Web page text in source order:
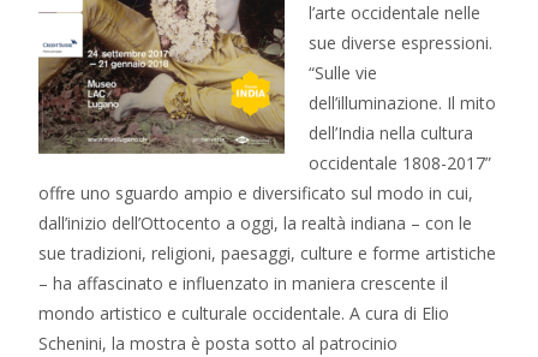
l’arte occidentale nelle
sue diverse espressioni.
“Sulle vie
dell’illuminazione. Il mito
dell’India nella cultura
occidentale 1808-2017”
offre uno sguardo ampio e diversificato sul modo in cui,
dall’inizio dell’Ottocento a oggi, la realtà indiana – con le
sue tradizioni, religioni, paesaggi, culture e forme artistiche
– ha affascinato e influenzato in maniera crescente il
mondo artistico e culturale occidentale. A cura di Elio
Schenini, la mostra è posta sotto al patrocinio